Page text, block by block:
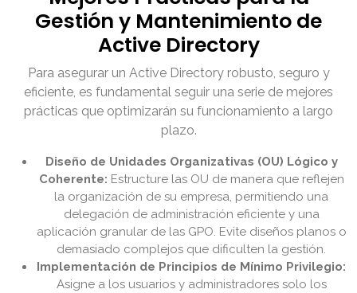
Gestión y Mantenimiento de
Active Directory
Para asegurar un Active Directory robusto, seguro y
eficiente, es fundamental seguir una serie de mejores
prácticas que optimizarán su funcionamiento a largo
plazo.
Diseño de Unidades Organizativas (OU) Lógico y
Coherente: Estructure las OU de manera que reflejen
la organización de su empresa, permitiendo una
delegación de administración eficiente y una
aplicación granular de las GPO. Evite diseños planos o
demasiado complejos que dificulten la gestión.
Implementación de Principios de Mínimo Privilegio:
Asigne a los usuarios y administradores solo los